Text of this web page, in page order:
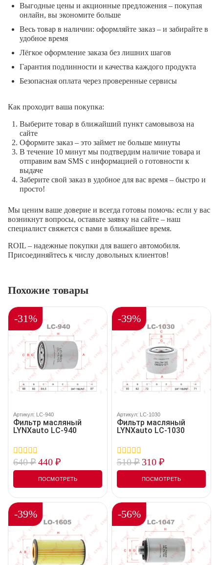
Выгодные цены и акционные предложения – покупая
онлайн, вы экономите больше
Весь товар в наличии: оформляйте заказ – и забирайте в
удобное время
Лёгкое оформление заказа без лишних шагов
Гарантия подлинности и качества каждого продукта
Безопасная оплата через проверенные сервисы
Как проходит ваша покупка:
Выберите товар в ближайший пункт самовывоза на
сайте
Оформите заказ – это займет не больше минуты
В течение 10 минут мы подтвердим наличие товара и
отправим вам SMS с информацией о готовности к
выдаче
Заберите свой заказ в удобное для вас время – быстро и
просто!
Мы ценим ваше доверие и всегда готовы помочь: если у вас
возникнут вопросы, оставьте заявку на сайте – наш
специалист свяжется с вами в ближайшее время.
ROIL – надежные покупки для вашего автомобиля.
Присоединяйтесь к числу довольных клиентов!
Похожие товары
-31%
Артикул: LC-940
Фильтр масляный
LYNXauto LC-940
0
out
5
640₽440 ₽
ПОСМОТРЕТЬ
-39%
Артикул: LC-1030
Фильтр масляный
LYNXauto LC-1030
0
out
5
510₽ 310 ₽
ПОСМОТРЕТЬ
-39% -56%